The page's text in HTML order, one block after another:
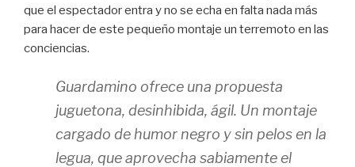
que el espectador entra y no se echa en falta nada más
para hacer de este pequeño montaje un terremoto en las
conciencias.
Guardamino ofrece una propuesta
juguetona, desinhibida, ágil. Un montaje
cargado de humor negro y sin pelos en la
legua, que aprovecha sabiamente el